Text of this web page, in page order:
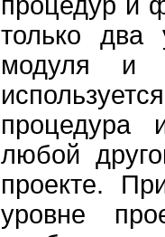
только два
модуля и
процедура
любой
проекте.
уровне